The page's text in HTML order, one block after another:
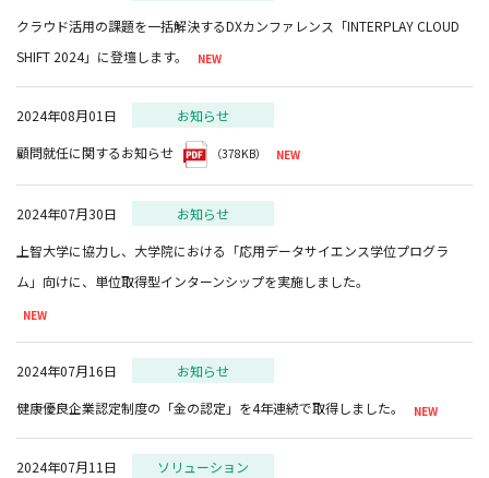
クラウド活用の課題を一括解決するDXカンファレンス「INTERPLAY CLOUD
SHIFT 2024」に登壇します。
2024年08月01日
お知らせ
顧問就任に関するお知らせ
（378KB）
2024年07月30日
お知らせ
上智大学に協力し、大学院における「応用データサイエンス学位プログラ
2024年07月16日
お知らせ
健康優良企業認定制度の「金の認定」を4年連続で取得しました。
2024年07月11日
ソリューション